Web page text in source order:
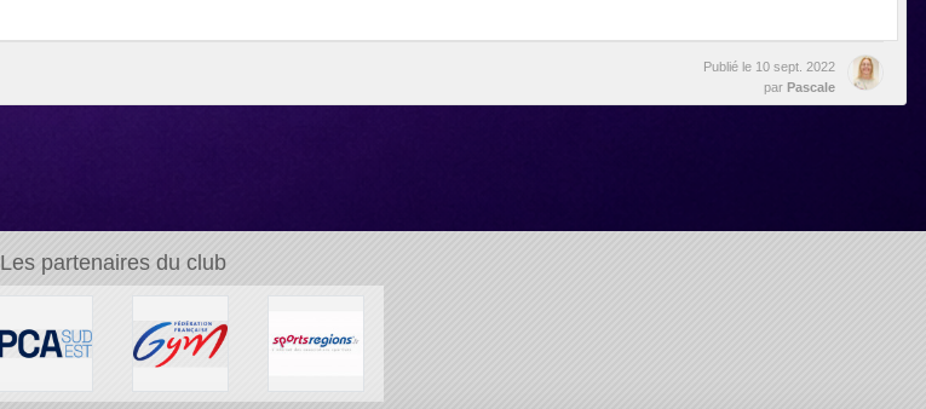
Publié le 10 sept. 2022
par Pascale
Les partenaires du club